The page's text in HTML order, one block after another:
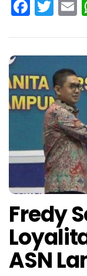
Fredy
ASN